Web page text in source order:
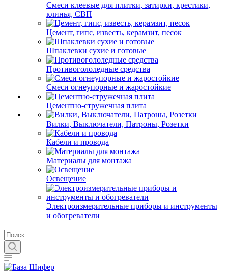
Смеси клеевые для плитки, затирки, крестики,
клинья, СВП
Цемент, гипс, известь, керамзит, песок
Шпаклевки сухие и готовые
Противогололедные средства
Смеси огнеупорные и жаростойкие
Цементно-стружечная плита
Вилки, Выключатели, Патроны, Розетки
Кабели и провода
Материалы для монтажа
Освещение
Электроизмерительные приборы и инструменты
и обогреватели